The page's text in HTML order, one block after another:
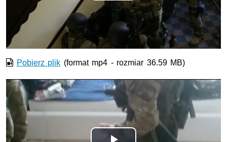
wideo
Pobierz plik (format mp4 - rozmiar 36.59 MB)